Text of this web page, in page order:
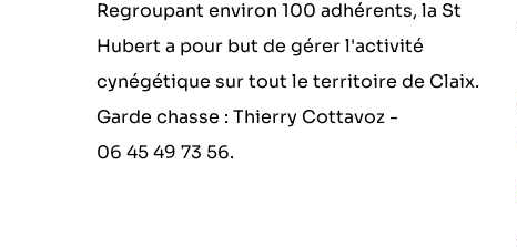
Regroupant environ 100 adhérents, la St
Hubert a pour but de gérer l'activité
cynégétique sur tout le territoire de Claix.
Garde chasse : Thierry Cottavoz -
06 45 49 73 56.